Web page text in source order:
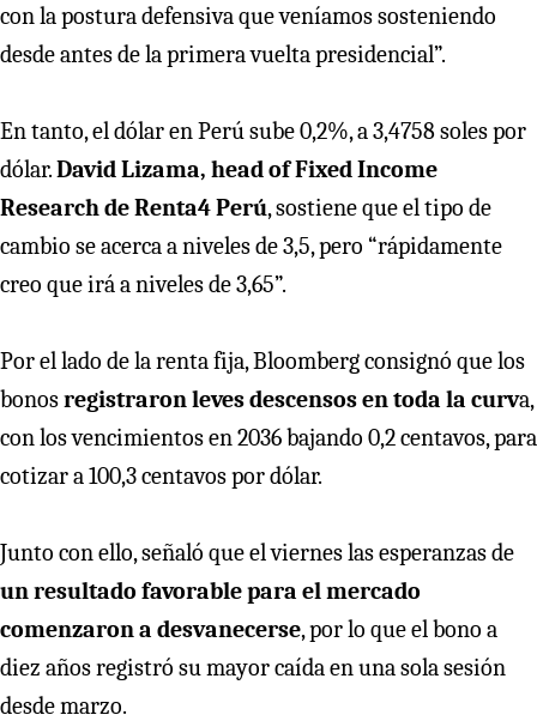
con la postura defensiva que veníamos sosteniendo
desde antes de la primera vuelta presidencial”.
En tanto, el dólar en Perú sube 0,2%, a 3,4758 soles por
dólar.David Lizama, head of Fixed Income
Research de Renta4 Perú, sostiene que el tipo de
cambio se acerca a niveles de 3,5, pero “rápidamente
creo que irá a niveles de 3,65”.
Por el lado de la renta fija, Bloomberg consignó que los
bonosregistraron leves descensos en toda la curva,
con los vencimientos en 2036 bajando 0,2 centavos, para
cotizar a 100,3 centavos por dólar.
Junto con ello, señaló que el viernes las esperanzas de
un resultado favorable para el mercado
comenzaron a desvanecerse, por lo que el bono a
diez años registró su mayor caída en una sola sesión
desde marzo.